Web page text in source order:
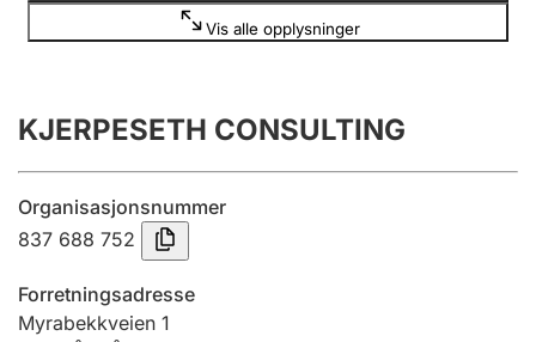
Årsregnskap
Innsending og forsinkelsesgebyr
Vis alle opplysninger
KJERPESETH CONSULTING
Organisasjonsnummer
837 688 752
Forretningsadresse
Myrabekkveien 1